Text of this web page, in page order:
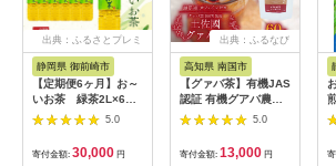
出典：ふるさとプレミ
アム
静岡県 御前崎市
【定期便6ヶ月】お～
いお茶 緑茶2L×6本
［おーいお茶 ペット
ボトル 2リットル ケ
ース 箱 伊藤園 静岡］
222232_AT022
5.0
寄付金額: 30,000 円
出典：ふるなび
高知県 南国市
【グァバ茶】有機JAS
認証 有機グアバ農園
の土佐國グァバ茶
（2g×30包）国産有機
栽培の葉100％
5.0
寄付金額: 13,000 円
茶